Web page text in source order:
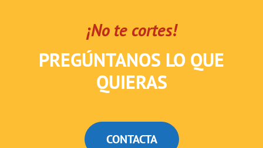
¡No te cortes!
PREGÚNTANOS LO QUE
QUIERAS
CONTACTA